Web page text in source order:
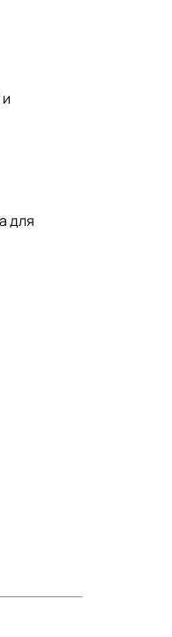
для